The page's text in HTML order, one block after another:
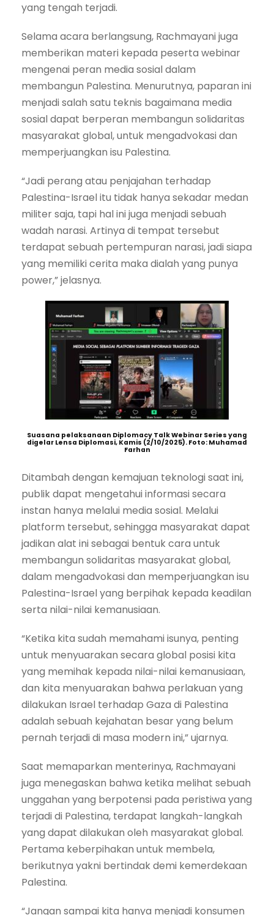
yang tengah terjadi.
Selama acara berlangsung, Rachmayani juga
memberikan materi kepada peserta webinar
mengenai peran media sosial dalam
membangun Palestina. Menurutnya, paparan ini
menjadi salah satu teknis bagaimana media
sosial dapat berperan membangun solidaritas
masyarakat global, untuk mengadvokasi dan
memperjuangkan isu Palestina.
“Jadi perang atau penjajahan terhadap
Palestina-Israel itu tidak hanya sekadar medan
militer saja, tapi hal ini juga menjadi sebuah
wadah narasi. Artinya di tempat tersebut
terdapat sebuah pertempuran narasi, jadi siapa
yang memiliki cerita maka dialah yang punya
power,” jelasnya.
Suasana pelaksanaan Diplomacy Talk Webinar Series yang
digelar Lensa Diplomasi, Kamis (2/10/2025). Foto: Muhamad
Farhan
Ditambah dengan kemajuan teknologi saat ini,
publik dapat mengetahui informasi secara
instan hanya melalui media sosial. Melalui
platform tersebut, sehingga masyarakat dapat
jadikan alat ini sebagai bentuk cara untuk
membangun solidaritas masyarakat global,
dalam mengadvokasi dan memperjuangkan isu
Palestina-Israel yang berpihak kepada keadilan
serta nilai-nilai kemanusiaan.
“Ketika kita sudah memahami isunya, penting
untuk menyuarakan secara global posisi kita
yang memihak kepada nilai-nilai kemanusiaan,
dan kita menyuarakan bahwa perlakuan yang
dilakukan Israel terhadap Gaza di Palestina
adalah sebuah kejahatan besar yang belum
pernah terjadi di masa modern ini,” ujarnya.
Saat memaparkan menterinya, Rachmayani
juga menegaskan bahwa ketika melihat sebuah
unggahan yang berpotensi pada peristiwa yang
terjadi di Palestina, terdapat langkah-langkah
yang dapat dilakukan oleh masyarakat global.
Pertama keberpihakan untuk membela,
berikutnya yakni bertindak demi kemerdekaan
Palestina.
“Jangan sampai kita hanya menjadi konsumen